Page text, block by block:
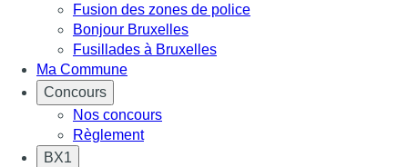
Fusion des zones de police
Bonjour Bruxelles
Fusillades à Bruxelles
Ma Commune
Concours
Nos concours
Règlement
BX1